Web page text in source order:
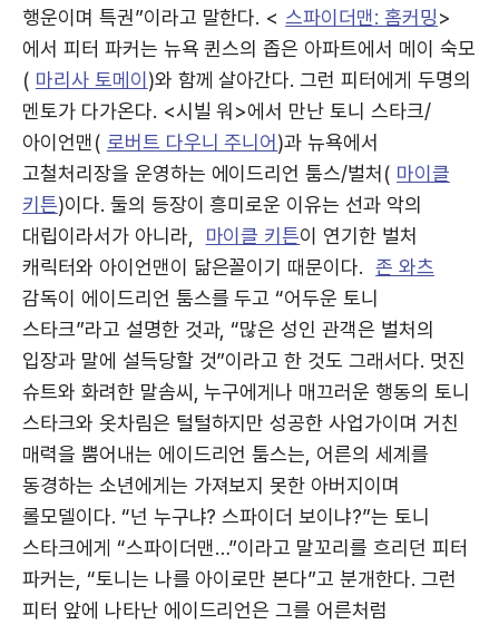
행운이며 특권”이라고 말한다. < 스파이더맨: 홈커밍>
에서 피터 파커는 뉴욕 퀸스의 좁은 아파트에서 메이 숙모
( 마리사 토메이)와 함께 살아간다. 그런 피터에게 두명의
멘토가 다가온다. <시빌 워>에서 만난 토니 스타크/
아이언맨( 로버트 다우니 주니어)과 뉴욕에서
고철처리장을 운영하는 에이드리언 툼스/벌처( 마이클
키튼)이다. 둘의 등장이 흥미로운 이유는 선과 악의
대립이라서가 아니라,
마이클 키튼이 연기한 벌처
캐릭터와 아이언맨이 닮은꼴이기 때문이다. 존 와츠
감독이 에이드리언 툼스를 두고 “어두운 토니
스타크”라고 설명한 것과, “많은 성인 관객은 벌처의
입장과 말에 설득당할 것”이라고 한 것도 그래서다. 멋진
슈트와 화려한 말솜씨, 누구에게나 매끄러운 행동의 토니
스타크와 옷차림은 털털하지만 성공한 사업가이며 거친
매력을 뿜어내는 에이드리언 툼스는, 어른의 세계를
동경하는 소년에게는 가져보지 못한 아버지이며
롤모델이다. “넌 누구냐? 스파이더 보이냐?”는 토니
스타크에게 “스파이더맨…”이라고 말꼬리를 흐리던 피터
파커는, “토니는 나를 아이로만 본다”고 분개한다. 그런
피터 앞에 나타난 에이드리언은 그를 어른처럼